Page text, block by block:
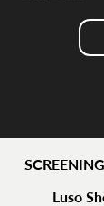
SCREENING
Luso